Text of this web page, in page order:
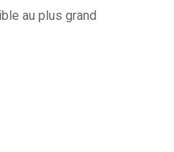
au plus grand